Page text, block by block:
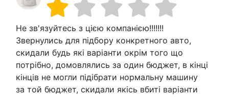
Не зв'язуйтесь з цією компанією!!!!!!!
Звернулись для підбору конкретного авто,
скидали будь які варіанти окрім того що
потрібно, домовлялись за один бюджет, в кінці
кінців не могли підібрати нормальну машину
за той бюджет, скидали якісь вбиті варіанти